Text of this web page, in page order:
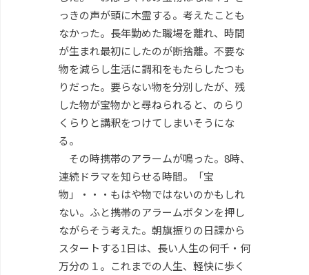
っきの声が頭に木霊する。考えたことも
なかった。長年勤めた職場を離れ、時間
が生まれ最初にしたのが断捨離。不要な
物を減らし生活に調和をもたらしたつも
りだった。要らない物を分別したが、残
した物が宝物かと尋ねられると、のらり
くらりと講釈をつけてしまいそうにな
る。
その時携帯のアラームが鳴った。8時、
連続ドラマを知らせる時間。「宝
物」・・・もはや物ではないのかもしれ
ない。ふと携帯のアラームボタンを押し
ながらそう考えた。朝旗振りの日課から
スタートする1日は、長い人生の何千・何
万分の１。これまでの人生、軽快に歩く